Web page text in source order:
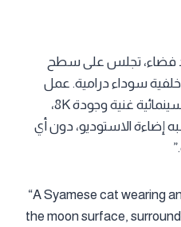
فضاء، تجلس على سطح
سوداء درامية. عمل
فني رقمي فائق الدقة بألوان سينمائية غنية وجودة 8K،
إضاءة الاستوديو، دون أي
“A Syamese cat wearing
the moon surface,